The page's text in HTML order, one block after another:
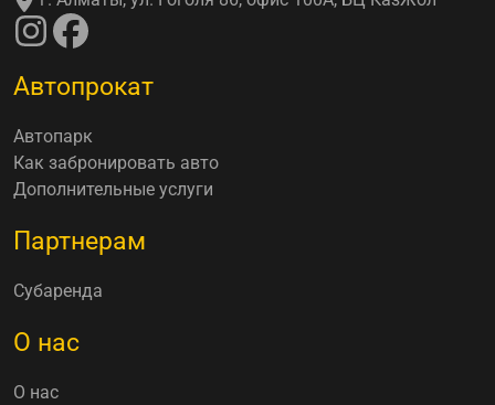
Автопрокат
Автопарк
Как забронировать авто
Дополнительные услуги
Партнерам
Субаренда
О нас
О нас